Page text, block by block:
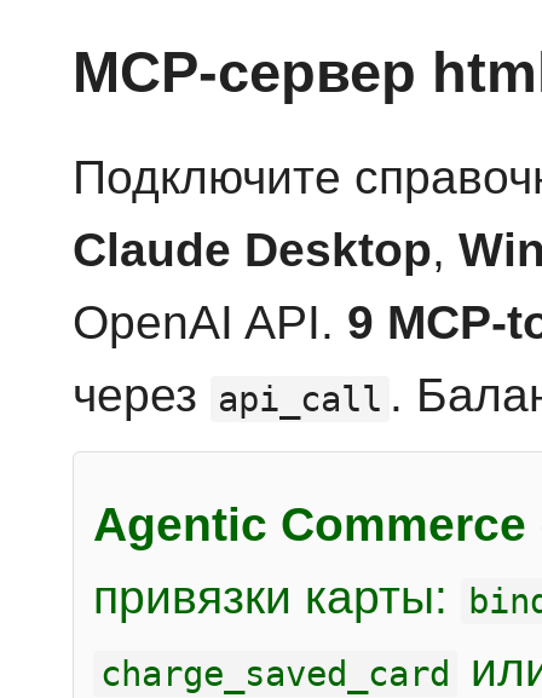
MCP-сервер
Подключите
Claude Desktop,
OpenAI API. 9 MCP-
через api_call .
Agentic Commerce
привязки карты:
charge_saved_card